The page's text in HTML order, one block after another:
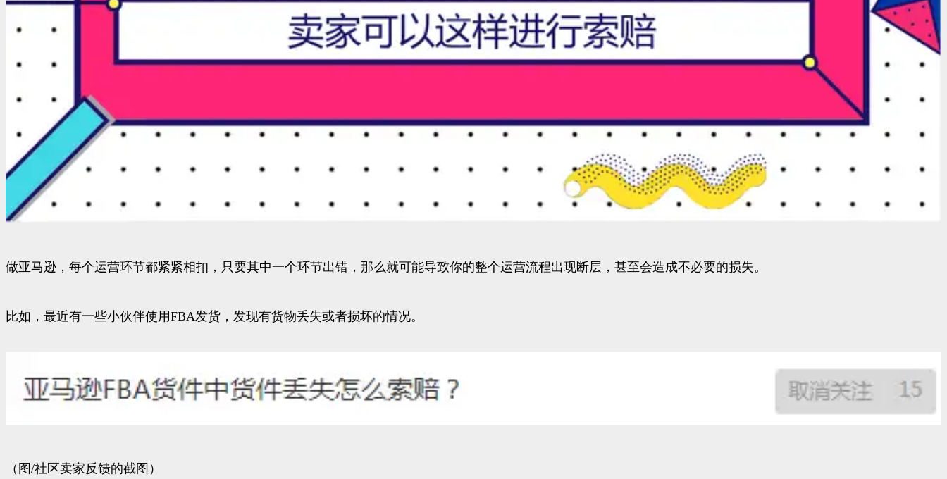
做亚马逊，每个运营环节都紧紧相扣，只要其中一个环节出错，那么就可能导致你的整个运营流程出现断层，甚至会造成不必要的损失。
比如，最近有一些小伙伴使用FBA发货，发现有货物丢失或者损坏的情况。
（图/社区卖家反馈的截图）